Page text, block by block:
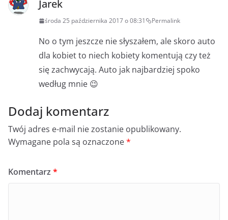
Jarek
środa 25 października 2017 o 08:31 Permalink
No o tym jeszcze nie słyszałem, ale skoro auto
dla kobiet to niech kobiety komentują czy też
się zachwycają. Auto jak najbardziej spoko
według mnie 😉
Dodaj komentarz
Twój adres e-mail nie zostanie opublikowany.
Wymagane pola są oznaczone*
Komentarz *